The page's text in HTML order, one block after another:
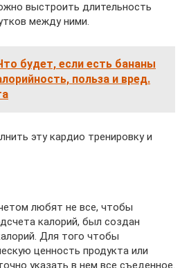
выстроить длительность
между ними.
будет, если есть бананы
польза и вред.
эту кардио тренировку и
любят не все, чтобы
калорий, был создан
Для того чтобы
ценность продукта или
указать в нем все съеденное.